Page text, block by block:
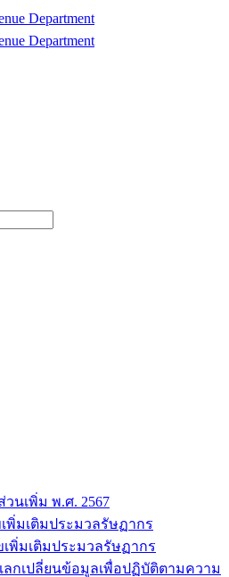
นเพิ่ม พ.ศ. 2567
มเติมประมวลรัษฏากร
พิ่มเติมประมวลรัษฏากร
กเปลี่ยนข้อมูลเพื่อปฏิบัติตามความ